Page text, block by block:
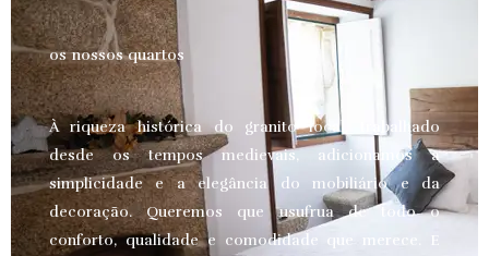
os nossos quartos
À riqueza histórica do granito local, trabalhado
desde os tempos medievais, adicionamos a
simplicidade e a elegância do mobiliário e da
decoração. Queremos que usufrua de todo o
conforto, qualidade e comodidade que merece.
E